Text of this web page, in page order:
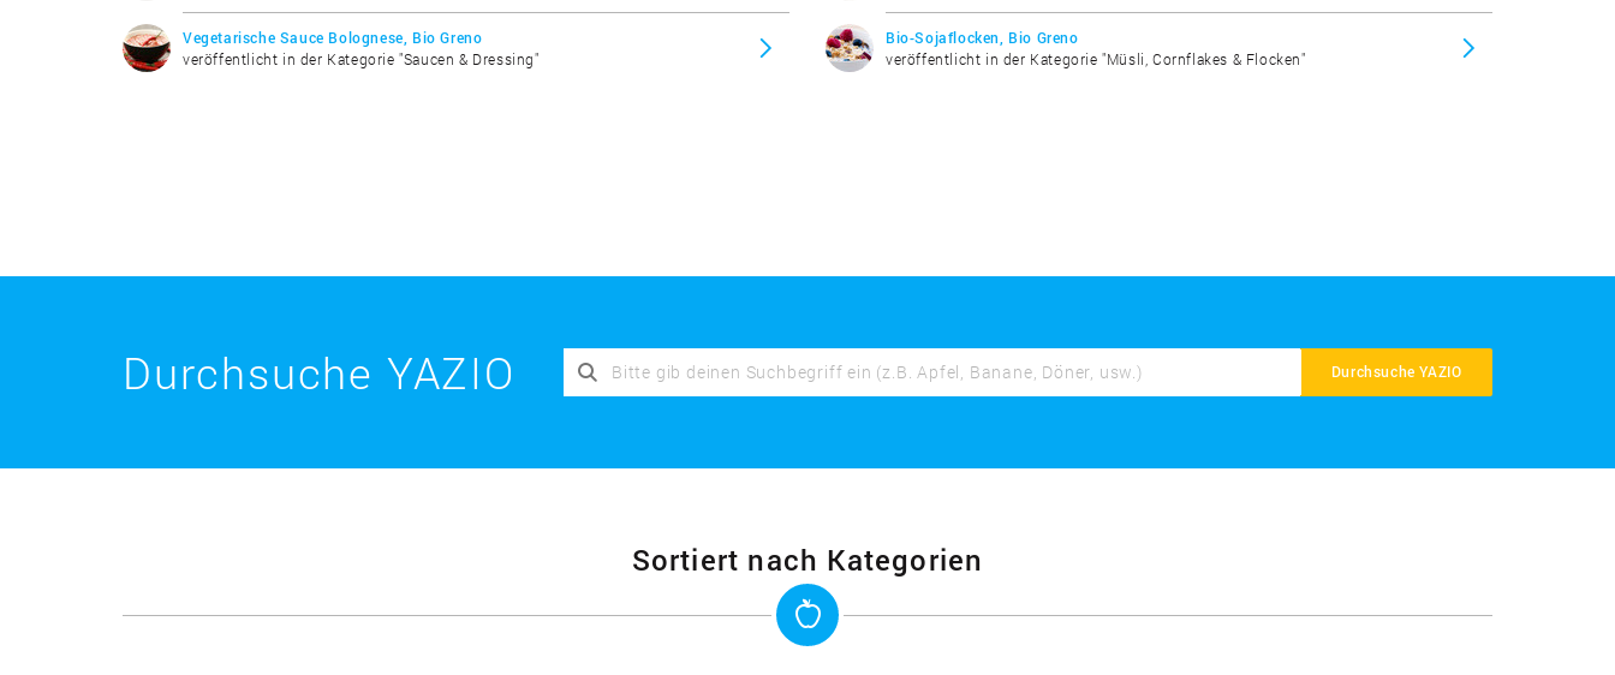
Vegetarische Sauce Bolognese, Bio Greno
veröffentlicht in der Kategorie "Saucen & Dressing"
Bio-Sojaflocken, Bio Greno
veröffentlicht in der Kategorie "Müsli, Cornflakes & Flocken"
Durchsuche YAZIO Durchsuche YAZIO
Sortiert nach Kategorien